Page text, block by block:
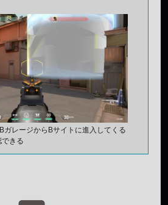
ガレージからBサイトに進入してくる
きる